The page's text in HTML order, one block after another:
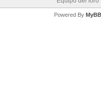
Powered By MyBB